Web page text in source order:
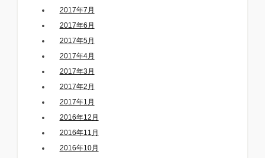
2017年7月
2017年6月
2017年5月
2017年4月
2017年3月
2017年2月
2017年1月
2016年12月
2016年11月
2016年10月